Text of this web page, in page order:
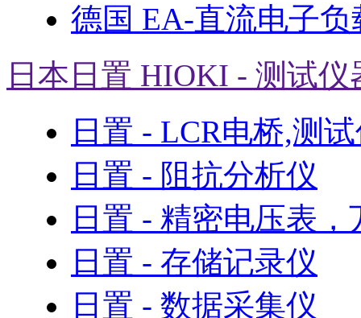
德国 EA-直流电子负
日本日置 HIOKI - 测试仪
日置 - LCR电桥,测
日置 - 阻抗分析仪
日置 - 精密电压表，
日置 - 存储记录仪
日置 - 数据采集仪